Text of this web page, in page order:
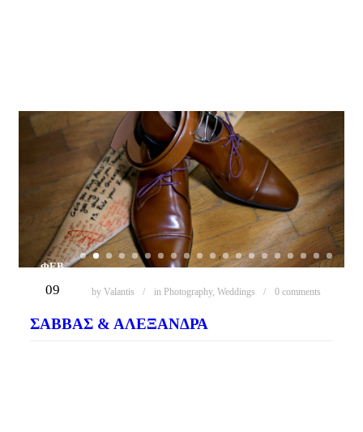
ΦΕΒ
09 by Valantis in Photography, Weddings 0 comments
ΣΆΒΒΑΣ & ΑΛΕΞΆΝΔΡΑ